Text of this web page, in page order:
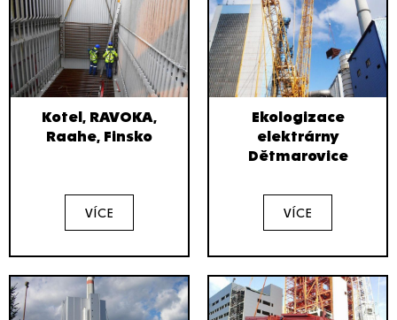
Kotel, RAVOKA,
Raahe, Finsko
VÍCE
Ekologizace
elektrárny
Dětmarovice
VÍCE